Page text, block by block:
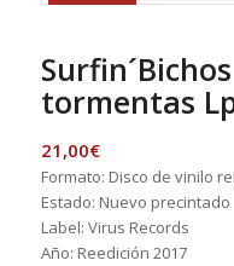
tormentas
21,00€
Formato: Disco de vinilo
Estado: Nuevo precintado
Label: Virus Records
Año: Reedición 2017